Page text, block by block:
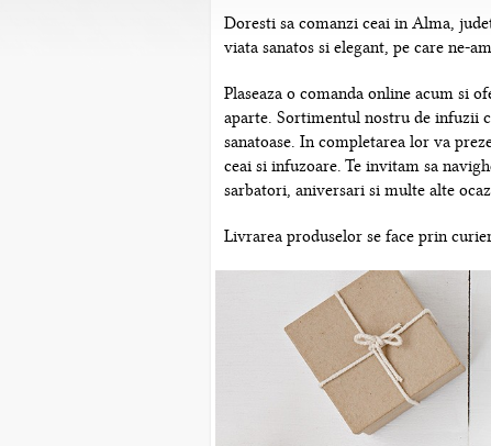
Doresti sa comanzi ceai in Alma,
viata sanatos si elegant, pe care ne-
Plaseaza o comanda online acum si
aparte. Sortimentul nostru de infuzii
sanatoase. In completarea lor va
ceai si infuzoare. Te invitam sa
sarbatori, aniversari si multe alte
Livrarea produselor se face prin